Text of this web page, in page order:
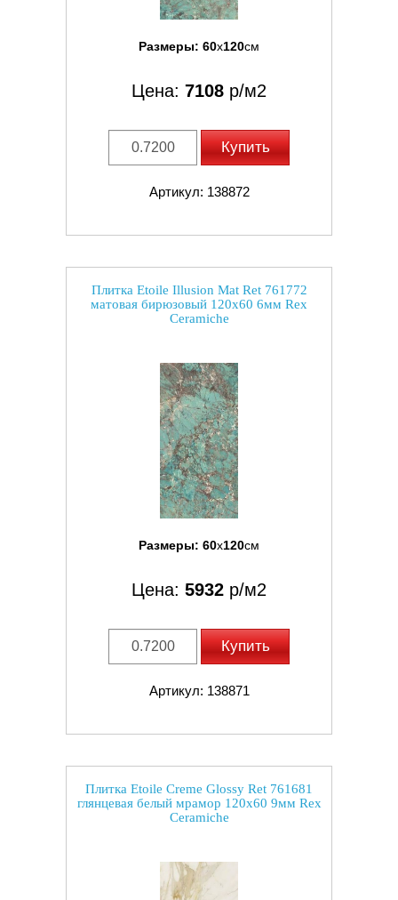
Размеры: 60x120см
Цена: 7108 р/м2
Купить
Артикул: 138872
Плитка Etoile Illusion Mat Ret 761772
матовая бирюзовый 120x60 6мм Rex
Ceramiche
Размеры: 60x120см
Цена: 5932 р/м2
Купить
Артикул: 138871
Плитка Etoile Creme Glossy Ret 761681
глянцевая белый мрамор 120x60 9мм Rex
Ceramiche